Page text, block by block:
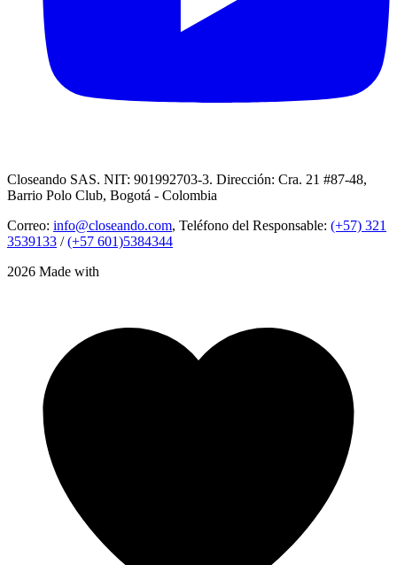
Closeando SAS. NIT: 901992703-3. Dirección: Cra. 21 #87-48,
Barrio Polo Club, Bogotá - Colombia
Correo: info@closeando.com, Teléfono del Responsable: (+57) 321
3539133 /(+57 601)5384344
2026 Made with